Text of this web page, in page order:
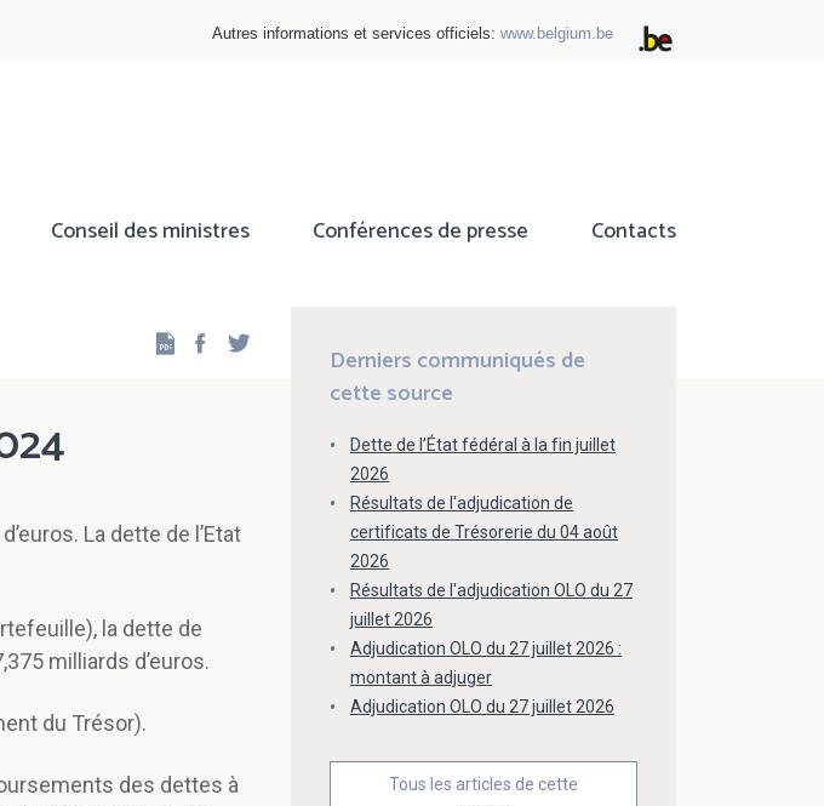
Autres informations et services officiels: www.belgium.be
Conseil des ministres Conférences de presse Contacts
Facebook
La dette de l’Etat
la dette de
milliards d’euros.
du Trésor).
des dettes à
Derniers communiqués de
cette source
Dette de l’État fédéral à la fin juillet
2026
Résultats de l'adjudication de
certificats de Trésorerie du 04 août
2026
Résultats de l'adjudication OLO du 27
juillet 2026
Adjudication OLO du 27 juillet 2026 :
montant à adjuger
Adjudication OLO du 27 juillet 2026
Tous les articles de cette